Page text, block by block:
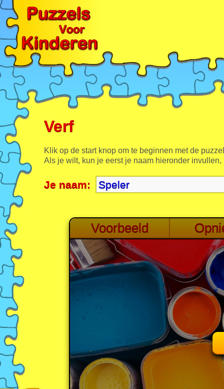
Verf
Klik op de start knop om te beginnen met de
Als je wilt, kun je eerst je naam hieronder invullen,
Je naam: